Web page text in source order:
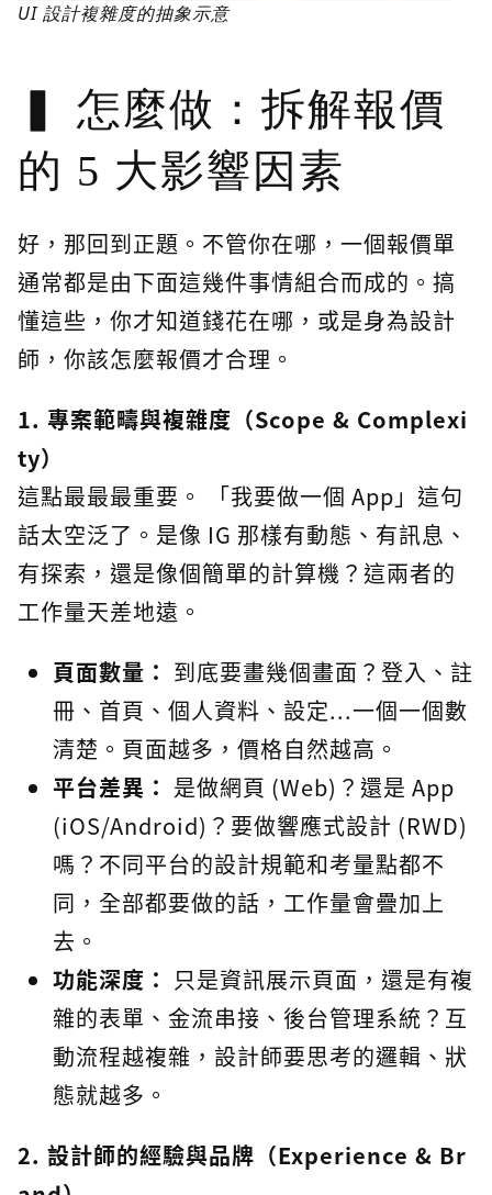
UI 設計複雜度的抽象示意
怎麼做：拆解報價
的 5 大影響因素
好，那回到正題。不管你在哪，一個報價單
通常都是由下面這幾件事情組合而成的。搞
懂這些，你才知道錢花在哪，或是身為設計
師，你該怎麼報價才合理。
1. 專案範疇與複雜度（Scope & Complexi
ty）
這點最最最重要。 「我要做一個 App」這句
話太空泛了。是像 IG 那樣有動態、有訊息、
有探索，還是像個簡單的計算機？這兩者的
工作量天差地遠。
頁面數量： 到底要畫幾個畫面？登入、註
冊、首頁、個人資料、設定...一個一個數
清楚。頁面越多，價格自然越高。
平台差異： 是做網頁 (Web)？還是 App
(iOS/Android)？要做響應式設計 (RWD)
嗎？不同平台的設計規範和考量點都不
同，全部都要做的話，工作量會疊加上
去。
功能深度： 只是資訊展示頁面，還是有複
雜的表單、金流串接、後台管理系統？互
動流程越複雜，設計師要思考的邏輯、狀
態就越多。
2. 設計師的經驗與品牌（Experience & Br